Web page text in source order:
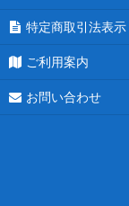
特定商取引法表示
ご利用案内
お問い合わせ